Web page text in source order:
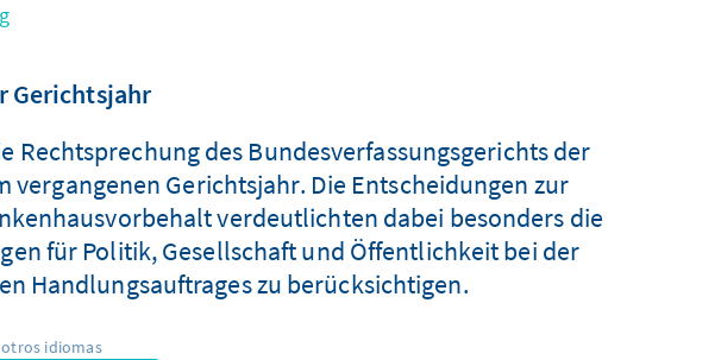
Gerichtsjahr
Rechtsprechung des Bundesverfassungsgerichts der
Gerichtsjahr. Die Entscheidungen zur
verdeutlichten dabei besonders die
für Politik, Gesellschaft und Öffentlichkeit bei der
Handlungsauftrages zu berücksichtigen.
idiomas